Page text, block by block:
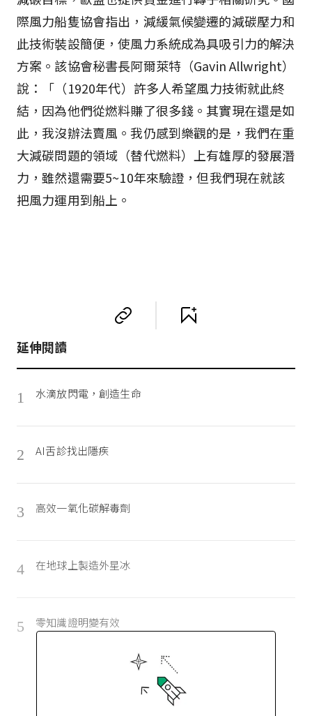
際風力船隻協會指出，減緩氣候變遷的減碳壓力和
此技術裝設簡便，使風力系統成為具吸引力的解決
方案。該協會秘書長阿爾萊特（Gavin Allwright）
說：「（1920年代）許多人希望風力技術就此終
結，因為他們從燃料賺了很多錢。其實現在還是如
此，我沒辦法賣風。我仍感到樂觀的是，我們在重
大減碳問題的領域（替代燃料）上有雄厚的發展潛
力，雖然還需要5~10年來驗證，但我們現在就該
把風力運用到船上。
延伸閱讀
1 水滴放閃電，創造生命
2 AI舌診找出隱疾
3 高效一氧化碳解毒劑
4 在地球上製造外星冰
5 零知識證明變有效